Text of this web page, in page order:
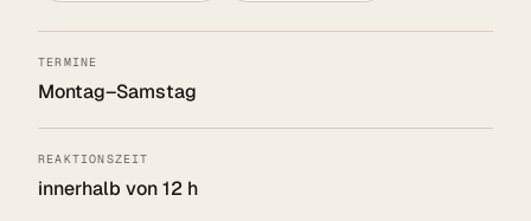
TERMINE
Montag–Samstag
REAKTIONSZEIT
innerhalb von 12 h